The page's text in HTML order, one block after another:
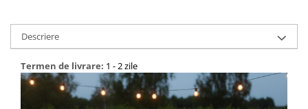
Descriere
Termen de livrare: 1 - 2 zile